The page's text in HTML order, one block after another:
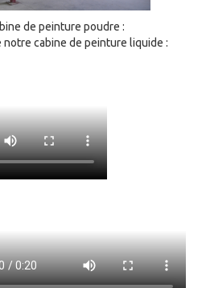
cabine de peinture poudre :
cabine de peinture liquide :